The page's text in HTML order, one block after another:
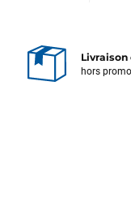
Livraison
hors